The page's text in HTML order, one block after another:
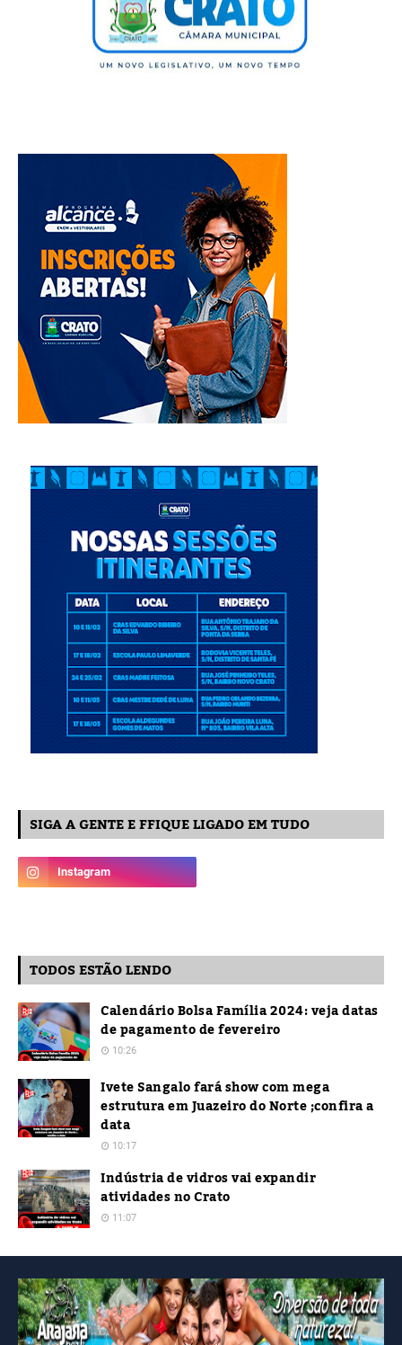
SIGA A GENTE E FFIQUE LIGADO EM TUDO
TODOS ESTÃO LENDO
Calendário Bolsa Família 2024: veja datas
de pagamento de fevereiro
10:26
Ivete Sangalo fará show com mega
estrutura em Juazeiro do Norte ;confira a
data
10:17
Indústria de vidros vai expandir
atividades no Crato
11:07